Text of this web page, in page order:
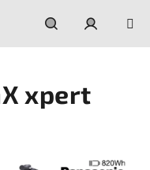
Hľadať
xpert